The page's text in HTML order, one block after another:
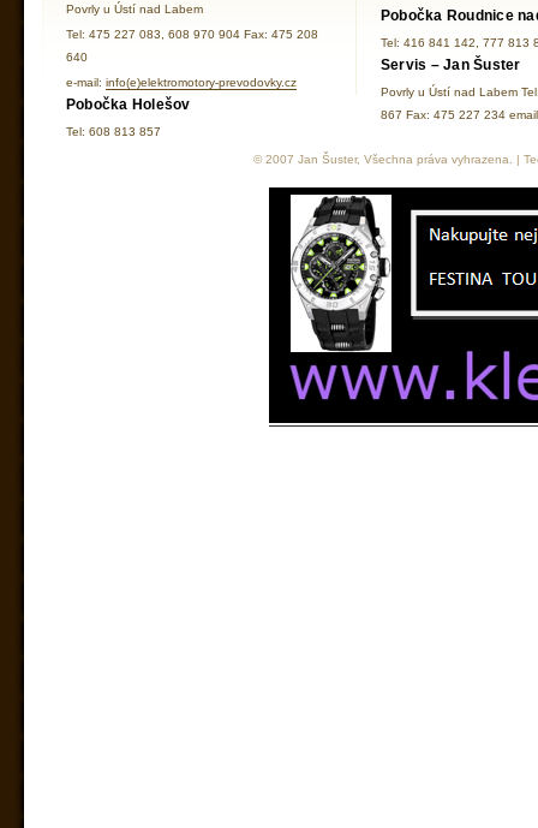
Povrly u Ústí nad Labem
Tel: 475 227 083, 608 970 904 Fax: 475 208
640
e-mail: info(e)elektromotory-prevodovky.cz
Pobočka Holešov
Tel: 608 813 857
Pobočka Roudnice
Tel: 416 841 142, 777 813
Servis – Jan Šuster
Povrly u Ústí nad Labem
867 Fax: 475 227 234
© 2007 Jan Šuster, Všechna práva vyhrazena. |